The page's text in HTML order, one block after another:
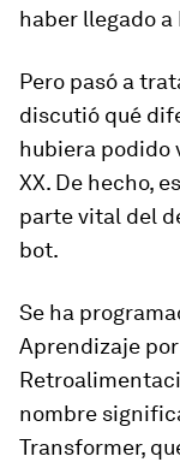
haber llegado a
Pero pasó a
discutió qué
hubiera podido
XX. De hecho,
parte vital del
bot.
Se ha
Aprendizaje
nombre
Transformer,